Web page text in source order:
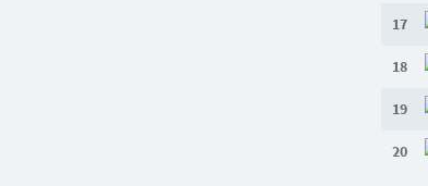
17
18
19
20